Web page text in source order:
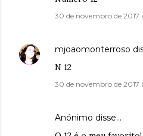
30 de novembro de 2017
mjoaomonterroso
N 12
30 de novembro de 2017
Anónimo disse…